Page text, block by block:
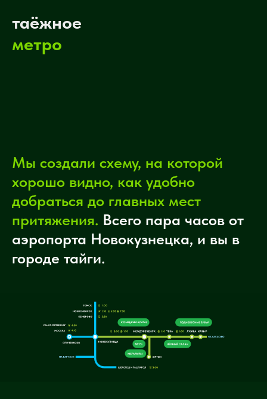
таёжное
метро
Мы создали схему, на которой
хорошо видно, как удобно
добраться до главных мест
притяжения. Всего пара часов от
аэропорта Новокузнецка, и вы в
городе тайги.